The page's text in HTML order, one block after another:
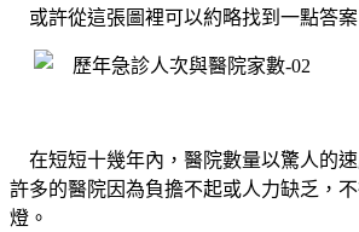
或許從這張圖裡可以約略找到一點答案
在短短十幾年內，醫院數量以驚人的
許多的醫院因為負擔不起或人力缺乏，
燈。